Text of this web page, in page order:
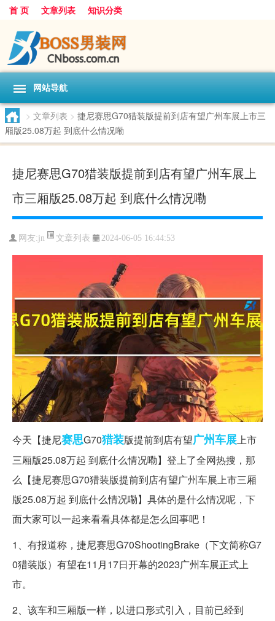
首 页 文章列表 知识分类
网站导航
> 文章列表 > 捷尼赛思G70猎装版提前到店有望广州车展上市三
厢版25.08万起 到底什么情况嘞
捷尼赛思G70猎装版提前到店有望广州车展上
市三厢版25.08万起 到底什么情况嘞
网友:jn 文章列表 2024-06-05 16:44:53
今天【捷尼赛思G70猎装版提前到店有望广州车展上市
三厢版25.08万起 到底什么情况嘞】登上了全网热搜，那
么【捷尼赛思G70猎装版提前到店有望广州车展上市三厢
版25.08万起 到底什么情况嘞】具体的是什么情况呢，下
面大家可以一起来看看具体都是怎么回事吧！
1、有报道称，捷尼赛思G70ShootingBrake（下文简称G7
0猎装版）有望在11月17日开幕的2023广州车展正式上
市。
2、该车和三厢版一样，以进口形式引入，目前已经到